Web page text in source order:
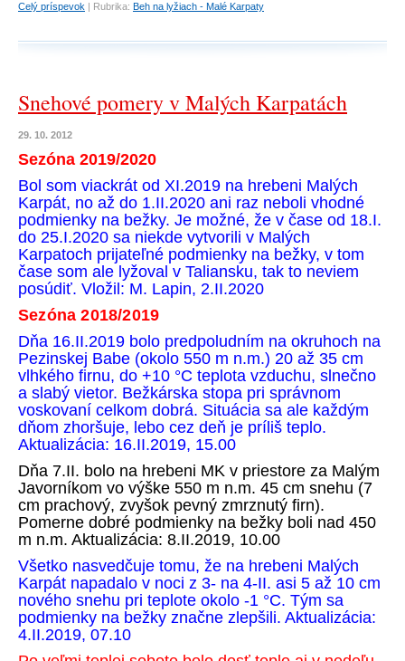
Celý príspevok | Rubrika: Beh na lyžiach - Malé Karpaty
Snehové pomery v Malých Karpatách
29. 10. 2012
Sezóna 2019/2020
Bol som viackrát od XI.2019 na hrebeni Malých
Karpát, no až do 1.II.2020 ani raz neboli vhodné
podmienky na bežky. Je možné, že v čase od 18.I.
do 25.I.2020 sa niekde vytvorili v Malých
Karpatoch prijateľné podmienky na bežky, v tom
čase som ale lyžoval v Taliansku, tak to neviem
posúdiť. Vložil: M. Lapin, 2.II.2020
Sezóna 2018/2019
Dňa 16.II.2019 bolo predpoludním na okruhoch na
Pezinskej Babe (okolo 550 m n.m.) 20 až 35 cm
vlhkého firnu, do +10 °C teplota vzduchu, slnečno
a slabý vietor. Bežkárska stopa pri správnom
voskovaní celkom dobrá. Situácia sa ale každým
dňom zhoršuje, lebo cez deň je príliš teplo.
Aktualizácia: 16.II.2019, 15.00
Dňa 7.II. bolo na hrebeni MK v priestore za Malým
Javorníkom vo výške 550 m n.m. 45 cm snehu (7
cm prachový, zvyšok pevný zmrznutý firn).
Pomerne dobré podmienky na bežky boli nad 450
m n.m. Aktualizácia: 8.II.2019, 10.00
Všetko nasvedčuje tomu, že na hrebeni Malých
Karpát napadalo v noci z 3- na 4-II. asi 5 až 10 cm
nového snehu pri teplote okolo -1 °C. Tým sa
podmienky na bežky značne zlepšili. Aktualizácia:
4.II.2019, 07.10